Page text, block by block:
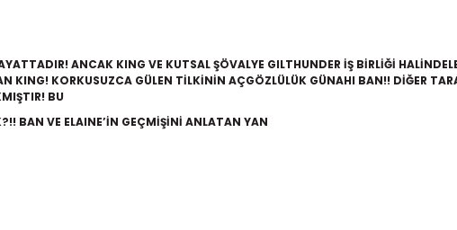
ANCAK KING VE KUTSAL ŞÖVALYE GILTHUNDER İŞ BİRLİĞİ
KING! KORKUSUZCA GÜLEN TİLKİNİN AÇGÖZLÜLÜK GÜNAHI BAN!! DİĞER
BU
BAN VE ELAINE’İN GEÇMİŞİNİ ANLATAN YAN